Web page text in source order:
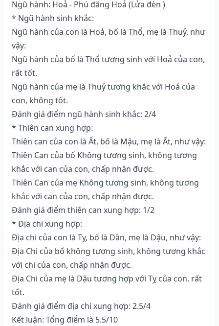
Ngũ hành: Hoả - Phú đăng Hoả (Lửa đèn )
* Ngũ hành sinh khắc:
Ngũ hành của con là Hoả, bố là Thổ, mẹ là Thuỷ, như
vậy:
Ngũ hành của bố là Thổ tương sinh với Hoả của con,
rất tốt.
Ngũ hành của mẹ là Thuỷ tương khắc với Hoả của
con, không tốt.
Đánh giá điểm ngũ hành sinh khắc: 2/4
* Thiên can xung hợp:
Thiên can của con là Ất, bố là Mậu, mẹ là Ất, như vậy:
Thiên Can của bố Không tương sinh, không tương
khắc với can của con, chấp nhận được.
Thiên Can của mẹ Không tương sinh, không tương
khắc với can của con, chấp nhận được.
Đánh giá điểm thiên can xung hợp: 1/2
* Địa chi xung hợp:
Địa chi của con là Tỵ, bố là Dần, mẹ là Dậu, như vậy:
Địa Chi của bố không tương sinh, không tương khắc
với chi của con, chấp nhận được.
Địa Chi của mẹ là Dậu tương hợp với Tỵ của con, rất
tốt.
Đánh giá điểm địa chi xung hợp: 2.5/4
Kết luận: Tổng điểm là 5.5/10